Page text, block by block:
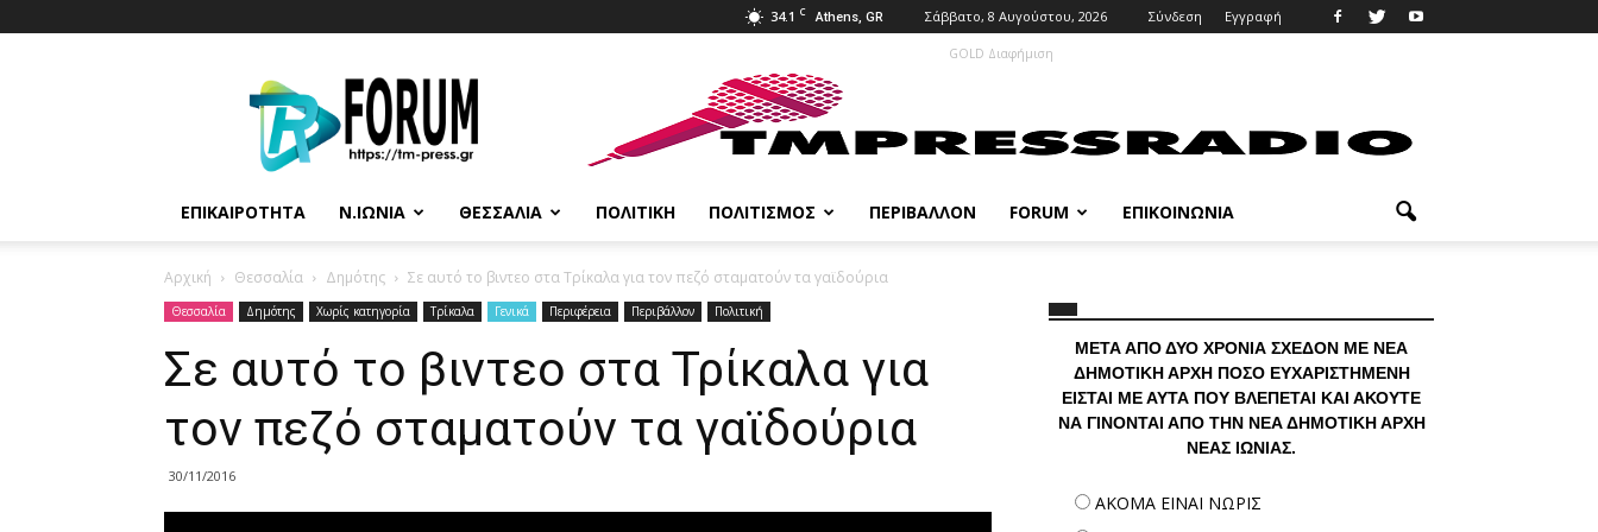
34.1 C Athens, GR Σάββατο, 8 Αυγούστου, 2026 Σύνδεση Εγγραφή
Press
GOLD Διαφήμιση
ΕΠΙΚΑΙΡΌΤΗΤΑ Ν.ΙΩΝΊΑ ΘΕΣΣΑΛΊΑ ΠΟΛΙΤΙΚΉ ΠΟΛΙΤΙΣΜΌΣ ΠΕΡΙΒΆΛΛΟΝ FORUM ΕΠΙΚΟΙΝΩΝΊΑ
Αρχική Θεσσαλία Δημότης Σε αυτό το βιντεο στα Τρίκαλα για τον πεζό σταματούν τα γαϊδούρια
Θεσσαλία Δημότης Χωρίς κατηγορία Τρίκαλα Γενικά Περιφέρεια Περιβάλλον Πολιτική
Σε αυτό το βιντεο στα Τρίκαλα για
τον πεζό σταματούν τα γαϊδούρια
30/11/2016
ΜΕΤΑ ΑΠΟ ΔΥΟ ΧΡΟΝΙΑ ΣΧΕΔΟΝ ΜΕ ΝΕΑ
ΔΗΜΟΤΙΚΗ ΑΡΧΗ ΠΟΣΟ ΕΥΧΑΡΙΣΤΗΜΕΝΗ
ΕΙΣΤΑΙ ΜΕ ΑΥΤΑ ΠΟΥ ΒΛΕΠΕΤΑΙ ΚΑΙ ΑΚΟΥΤΕ
ΝΑ ΓΙΝΟΝΤΑΙ ΑΠΟ ΤΗΝ ΝΕΑ ΔΗΜΟΤΙΚΗ ΑΡΧΗ
ΝΕΑΣ ΙΩΝΙΑΣ.
ΑΚΟΜΑ ΕΙΝΑΙ ΝΩΡΙΣ